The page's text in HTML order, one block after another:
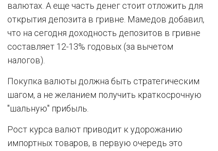
валютах. А еще часть денег стоит отложить для
открытия депозита в гривне. Мамедов добавил,
что на сегодня доходность депозитов в гривне
составляет 12-13% годовых (за вычетом
налогов).
Покупка валюты должна быть стратегическим
шагом, а не желанием получить краткосрочную
"шальную" прибыль.
Рост курса валют приводит к удорожанию
импортных товаров, в первую очередь это